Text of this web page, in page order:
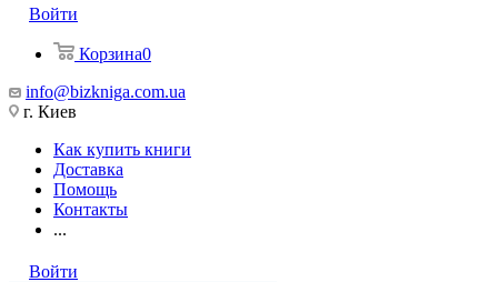
Войти
Корзина0
info@bizkniga.com.ua
г. Киев
Как купить книги
Доставка
Помощь
Контакты
...
Войти